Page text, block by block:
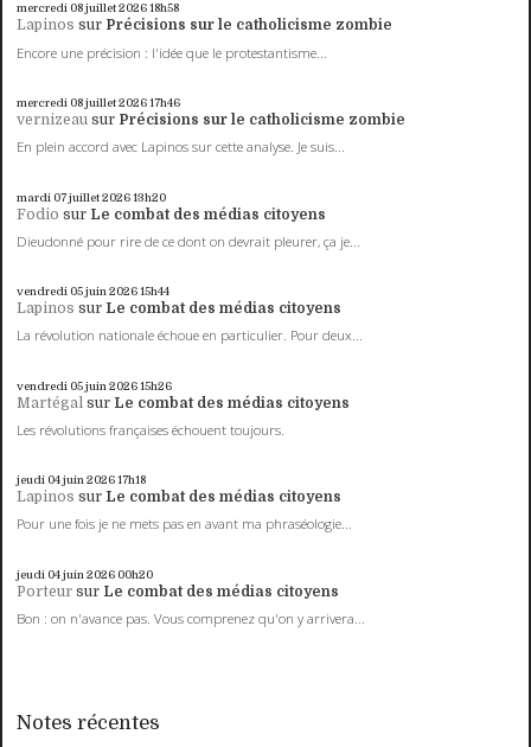
mercredi 08juillet 202618h58
Lapinos sur Précisions sur le catholicisme zombie
Encore une précision : l'idée que le protestantisme...
mercredi 08juillet 202617h46
vernizeau sur Précisions sur le catholicisme zombie
En plein accord avec Lapinos sur cette analyse. Je suis...
mardi 07juillet 202613h20
Fodio sur Le combat des médias citoyens
Dieudonné pour rire de ce dont on devrait pleurer, ça je...
vendredi 05juin 202615h44
Lapinos sur Le combat des médias citoyens
La révolution nationale échoue en particulier. Pour deux...
vendredi 05juin 202615h26
Martégal sur Le combat des médias citoyens
Les révolutions françaises échouent toujours.
jeudi 04juin 202617h18
Lapinos sur Le combat des médias citoyens
Pour une fois je ne mets pas en avant ma phraséologie...
jeudi 04juin 2026 00h20
Porteur sur Le combat des médias citoyens
Bon : on n'avance pas. Vous comprenez qu'on y arrivera...
Notes récentes